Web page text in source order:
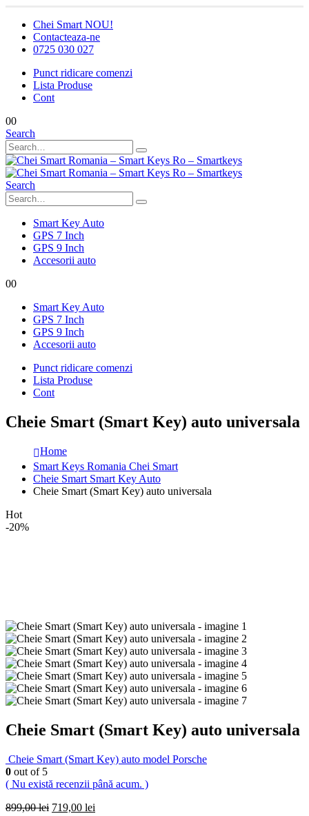
Chei Smart NOU!
Contacteaza-ne
0725 030 027
Punct ridicare comenzi
Lista Produse
Cont
00
Search
Search
Smart Key Auto
GPS 7 Inch
GPS 9 Inch
Accesorii auto
00
Smart Key Auto
GPS 7 Inch
GPS 9 Inch
Accesorii auto
Punct ridicare comenzi
Lista Produse
Cont
Cheie Smart (Smart Key) auto universala
Home
Smart Keys Romania Chei Smart
Cheie Smart Smart Key Auto
Cheie Smart (Smart Key) auto universala
Hot
-20%
Cheie Smart (Smart Key) auto universala
Cheie Smart (Smart Key) auto model Porsche
0 out of 5
( Nu există recenzii până acum. )
899,00lei Prețul
719,00 lei